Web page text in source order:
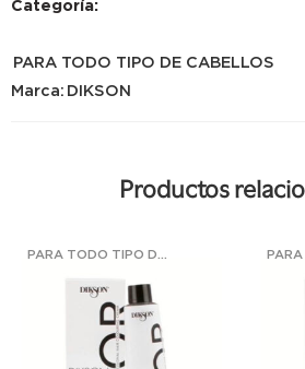
Categoría:
PARA TODO TIPO DE CABELLOS
Marca: DIKSON
Productos
PARA TODO TIPO DE CABELLOS